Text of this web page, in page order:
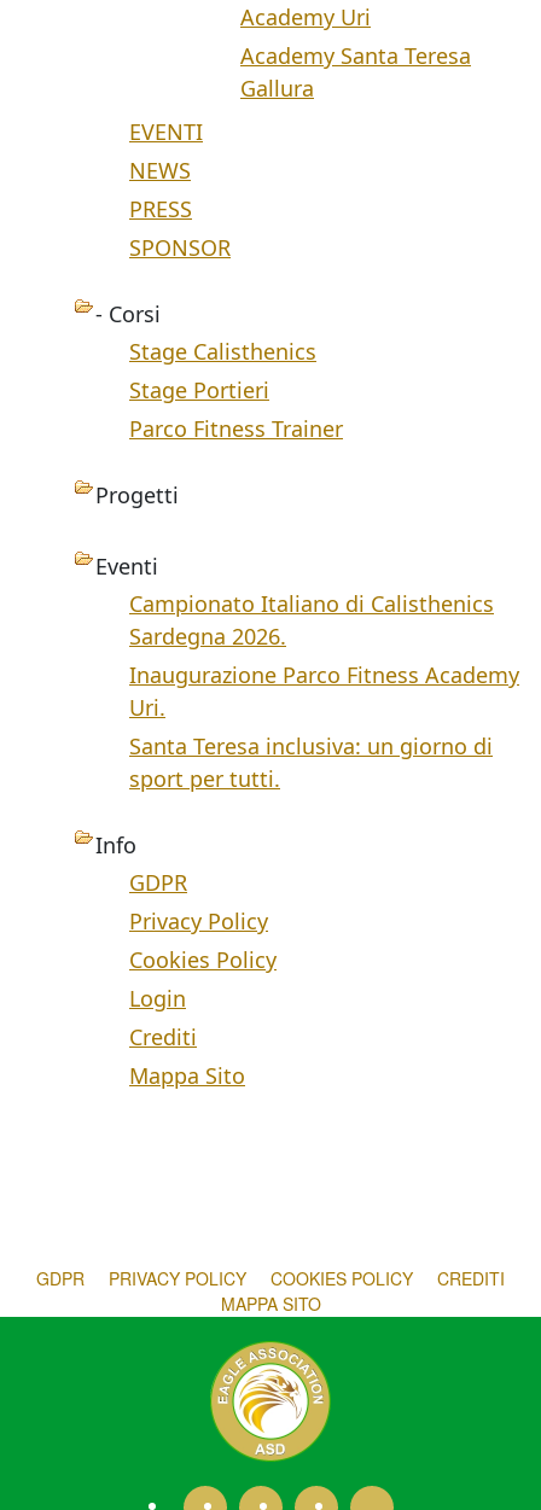
Academy Uri
Academy Santa Teresa
Gallura
EVENTI
NEWS
PRESS
SPONSOR
- Corsi
Stage Calisthenics
Stage Portieri
Parco Fitness Trainer
Progetti
Eventi
Campionato Italiano di Calisthenics
Sardegna 2026.
Inaugurazione Parco Fitness Academy
Uri.
Santa Teresa inclusiva: un giorno di
sport per tutti.
Info
GDPR
Privacy Policy
Cookies Policy
Login
Crediti
Mappa Sito
GDPR PRIVACY POLICY COOKIES POLICY
CREDITI
MAPPA SITO